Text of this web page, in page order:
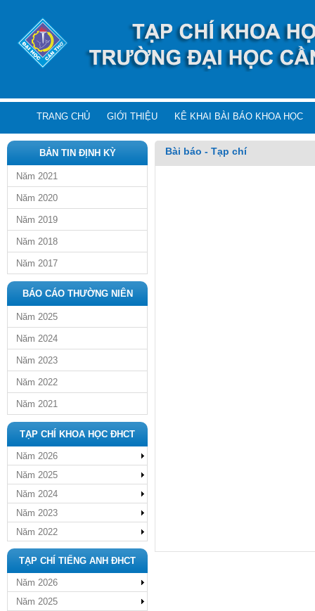
TRANG CHỦ GIỚI THIỆU KÊ KHAI BÀI BÁO KHOA HỌC
BẢN TIN ĐỊNH KỲ
Năm 2021
Năm 2020
Năm 2019
Năm 2018
Năm 2017
BÁO CÁO THƯỜNG NIÊN
Năm 2025
Năm 2024
Năm 2023
Năm 2022
Năm 2021
TẠP CHÍ KHOA HỌC ĐHCT
Năm 2026
Năm 2025
Năm 2024
Năm 2023
Năm 2022
TẠP CHÍ TIẾNG ANH ĐHCT
Năm 2026
Năm 2025
Bài báo - Tạp chí